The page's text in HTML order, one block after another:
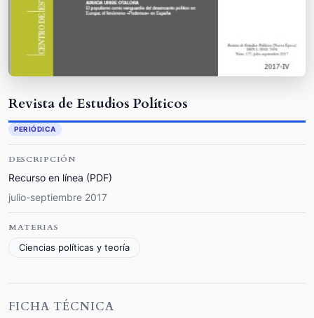
Revista de Estudios Políticos
PERIÓDICA
DESCRIPCIÓN
Recurso en línea (PDF)
julio-septiembre 2017
MATERIAS
Ciencias políticas y teoría
FICHA TÉCNICA